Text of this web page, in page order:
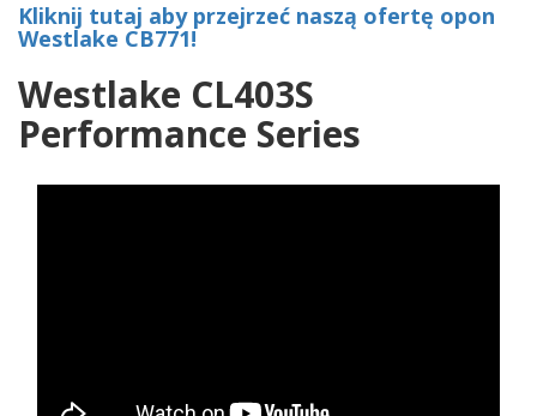
Kliknij tutaj aby przejrzeć naszą ofertę opon
Westlake CB771!
Westlake CL403S
Performance Series